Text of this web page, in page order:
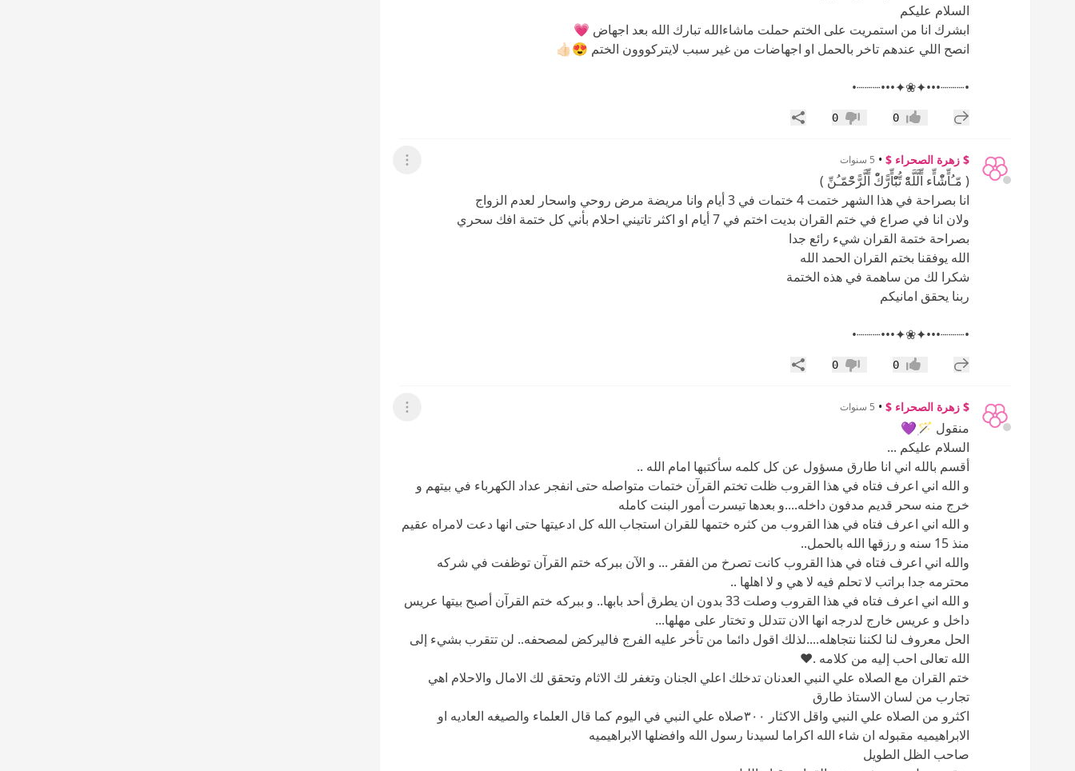
السلام عليكم
ابشرك انا من استمريت على الختم حملت ماشاءالله تبارك الله بعد اجهاض 💗
انصح اللي عندهم تاخر بالحمل او اجهاضات من غير سبب لايتركووون الختم 😍👍🏻
•┈┈┈•••✦❀✦•••┈┈┈•
إضافة رد جديد
إعجاب0 عدم إعجاب
0 مشاركة
$ زهرة الصحراء $ • 5 سنوات عرض القائمة
( مّـُاٍّشّْاٍّء اٍّلَّلَّهّْ تُّبّْاٍّرًّكّْ اٍّلَّرًّحّْمّـُنِّ )
انا بصراحة في هذا الشهر ختمت 4 ختمات في 3 أيام وانا مريضة مرض روحي واسحار لعدم الزواج
ولان انا في صراع في ختم القران بديت اختم في 7 أيام او اكثر تاتيني احلام بأني كل ختمة افك سحري
بصراحة ختمة القران شيء رائع جدا
الله يوفقنا بختم القران الحمد الله
شكرا لك من ساهمة في هذه الختمة
ربنا يحقق امانيكم
•┈┈┈•••✦❀✦•••┈┈┈•
إضافة رد جديد
إعجاب0 عدم إعجاب
0 مشاركة
$ زهرة الصحراء $ • 5 سنوات عرض القائمة
منقول 🪄💜
السلام عليكم ...
أقسم بالله اني انا طارق مسؤول عن كل كلمه سأكتبها امام الله ..
و الله اني اعرف فتاه في هذا القروب ظلت تختم القرآن ختمات متواصله حتى انفجر عداد الكهرباء في بيتهم و
خرج منه سحر قديم مدفون داخله....و بعدها تيسرت أمور البنت كامله
و الله اني اعرف فتاه في هذا القروب من كثره ختمها للقران استجاب الله كل ادعيتها حتى انها دعت لامراه عقيم
منذ 15 سنه و رزقها الله بالحمل..
والله اني اعرف فتاه في هذا القروب كانت تصرخ من الفقر ... و الآن ببركه ختم القرآن توظفت في شركه
محترمه جدا براتب لا تحلم فيه لا هي و لا اهلها ..
و الله اني اعرف فتاه في هذا القروب وصلت 33 بدون ان يطرق أحد بابها.. و ببركه ختم القرآن أصبح بيتها عريس
داخل و عريس خارج لدرجه انها الان تتدلل و تختار على مهلها...
الحل معروف لنا لكننا نتجاهله....لذلك اقول دائما من تأخر عليه الفرج فاليركض لمصحفه.. لن تتقرب بشيء إلى
الله تعالى احب إليه من كلامه .❤
ختم القران مع الصلاه علي النبي العدنان تدخلك اعلي الجنان وتغفر لك الاثام وتحقق لك الامال والاحلام اهي
تجارب من لسان الاستاذ طارق
اكثرو من الصلاه علي النبي واقل الاكثار ٣٠٠صلاه علي النبي في اليوم كما قال العلماء والصيغه العاديه او
الابراهيميه مقبوله ان شاء الله اكراما لسيدنا رسول الله وافضلها الابراهيميه
صاحب الظل الطويل